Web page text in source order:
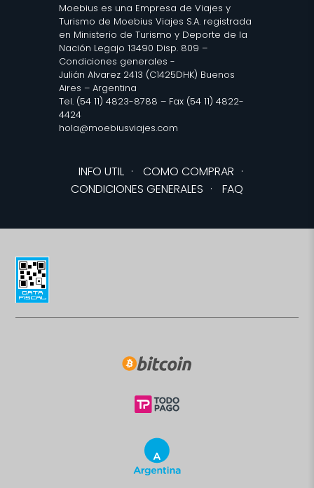
Moebius es una Empresa de Viajes y
Turismo de Moebius Viajes S.A. registrada
en Ministerio de Turismo y Deporte de la
Nación Legajo 13490 Disp. 809 –
Condiciones generales -
Julián Alvarez 2413 (C1425DHK) Buenos
Aires – Argentina
Tel. (54 11) 4823-8788 – Fax (54 11) 4822-
4424
hola@moebiusviajes.com
INFO UTIL · COMO COMPRAR ·
CONDICIONES GENERALES · FAQ